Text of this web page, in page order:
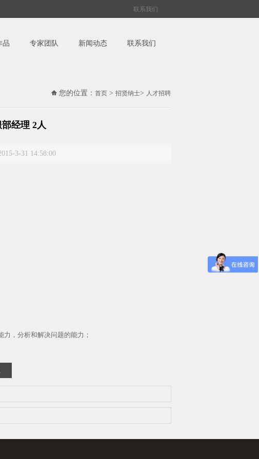
联系我们
品 专家团队 新闻动态 联系我们
您的位置： 首页 > 招贤纳士> 人才招聘
经理 2人
3-31 14:58:00
，分析和解决问题的能力；